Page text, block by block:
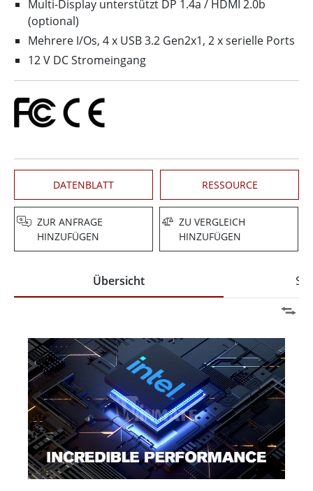
Multi-Display unterstützt DP 1.4a / HDMI 2.0b
(optional)
Mehrere I/Os, 4 x USB 3.2 Gen2x1, 2 x serielle Ports
12 V DC Stromeingang
DATENBLATT RESSOURCE
ZUR ANFRAGE
HINZUFÜGEN
ZU VERGLEICH
HINZUFÜGEN
Übersicht